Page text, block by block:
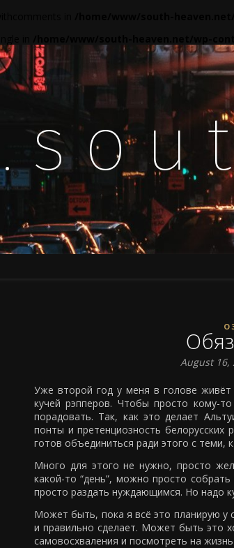
August 16,
Уже второй год у меня в голове
кучей рэпперов. Чтобы просто кому-
порадовать. Так, как это делает
понты и претенциозность белорусских
готов объединиться ради этого с теми,
Много для этого не нужно, просто
какой-то “день”, можно просто
просто раздать нуждающимся. Но надо
Может быть, пока я всё это планирую у
и правильно сделает. Может быть это
самовосхваления и посмотреть на